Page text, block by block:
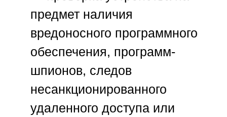
предмет наличия
вредоносного программного
обеспечения, программ-
шпионов, следов
несанкционированного
удаленного доступа или